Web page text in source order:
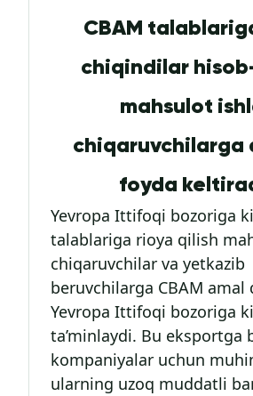
CBAM
chiqindilar
mahsulot
chiqaruvchilarga
foyda
Yevropa Ittifoqi bozoriga
talablariga rioya qilish
chiqaruvchilar va yetkazib
beruvchilarga CBAM amal
Yevropa Ittifoqi bozoriga
ta’minlaydi. Bu eksportga
kompaniyalar uchun
ularning uzoq muddatli